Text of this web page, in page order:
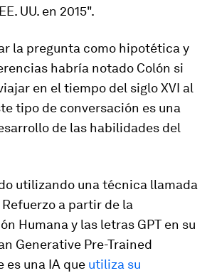
UU. en 2015".
la pregunta como hipotética y
habría notado Colón si
en el tiempo del siglo XVI al
tipo de conversación es una
de las habilidades del
utilizando una técnica llamada
a partir de la
Humana y las letras GPT en su
Generative Pre-Trained
es una IA que utiliza su